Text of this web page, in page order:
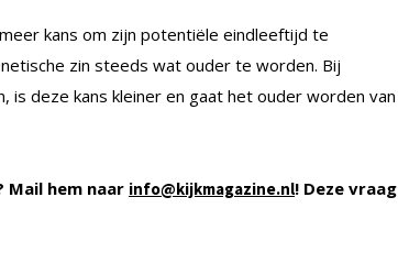
kans om zijn potentiële eindleeftijd te
zin steeds wat ouder te worden. Bij
deze kans kleiner en gaat het ouder worden van
Mail hem naar info@kijkmagazine.nl! Deze vraag